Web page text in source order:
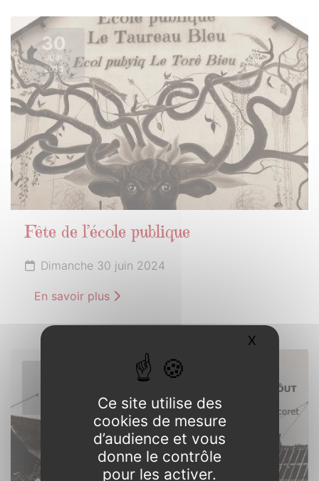
30
JUIN
2024
Fête de l’école publique
Dimanche 30 juin 2024
En savoir plus
JUILLET
Ce site utilise des
cookies de mesure
d’audience et vous
donne le contrôle
pour les activer.
X Masquer